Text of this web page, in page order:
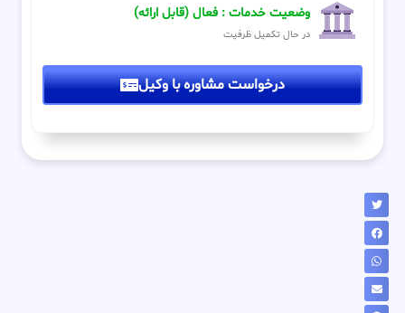
وضعیت خدمات : فعال (قابل ارائه)
در حال تکمیل ظرفیت
درخواست مشاوره با وکیل